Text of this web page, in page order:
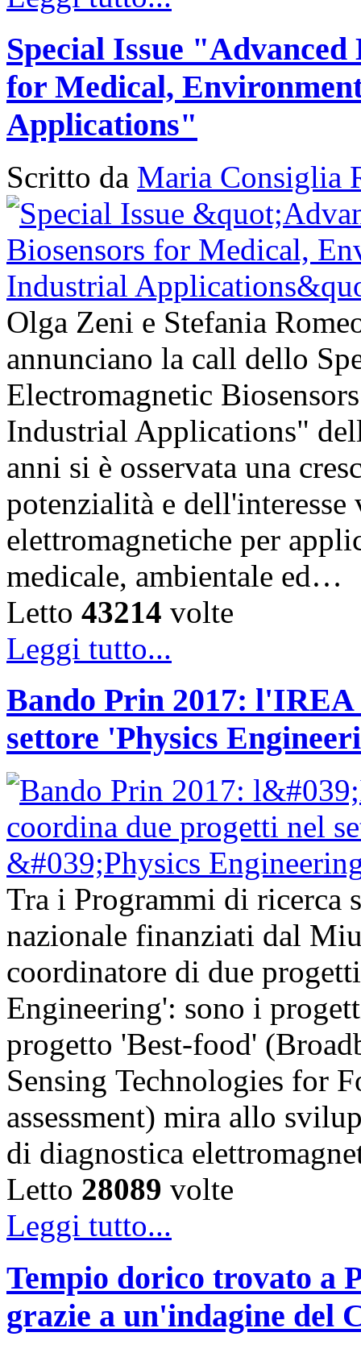
Special Issue
for Medical,
Applications"
Scritto da Maria Consiglia
Olga Zeni e Stefania
annunciano la call dello
Electromagnetic
Industrial Applications"
anni si è osservata una
potenzialità e dell'interesse
elettromagnetiche per
medicale, ambientale ed…
Letto 43214 volte
Leggi tutto...
Bando Prin 2017:
settore 'Physics
Tra i Programmi di ricerca
nazionale finanziati dal
coordinatore di due
Engineering': sono i
progetto 'Best-food'
Sensing Technologies for
assessment) mira allo
di diagnostica
Letto 28089 volte
Leggi tutto...
Tempio dorico trovato a
grazie a un'indagine del